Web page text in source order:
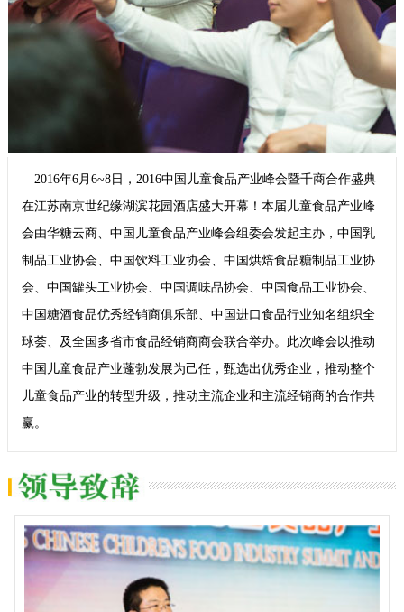
2016年6月6~8日，2016中国儿童食品产业峰会暨千商合作盛典
在江苏南京世纪缘湖滨花园酒店盛大开幕！本届儿童食品产业峰
会由华糖云商、中国儿童食品产业峰会组委会发起主办，中国乳
制品工业协会、中国饮料工业协会、中国烘焙食品糖制品工业协
会、中国罐头工业协会、中国调味品协会、中国食品工业协会、
中国糖酒食品优秀经销商俱乐部、中国进口食品行业知名组织全
球荟、及全国多省市食品经销商商会联合举办。此次峰会以推动
中国儿童食品产业蓬勃发展为己任，甄选出优秀企业，推动整个
儿童食品产业的转型升级，推动主流企业和主流经销商的合作共
赢。